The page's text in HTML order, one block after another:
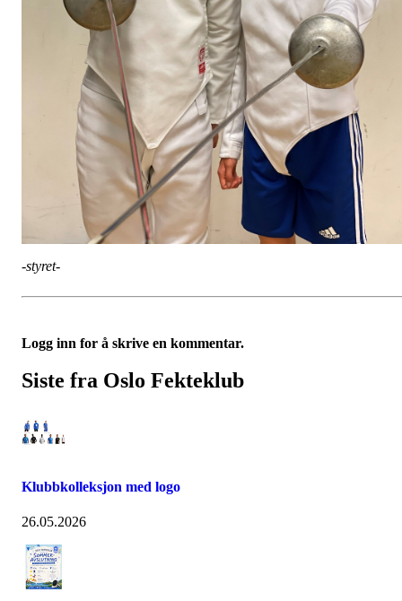
-styret-
Logg inn for å skrive en kommentar.
Siste fra Oslo Fekteklub
Klubbkolleksjon med logo
26.05.2026